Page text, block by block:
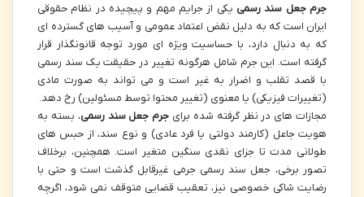
جرم جعل سند رسمی یکی از جرایم مهم و پیچیده در نظام حقوقی
ایران است که به دلیل نقض اعتماد عمومی و آسیب های گسترده ای
که به دنبال دارد، با حساسیت ویژه ای مورد توجه قانونگذار قرار
گرفته است. این جرم شامل هرگونه تغییر در حقیقت یک سند رسمی
با قصد تقلب و اضرار به غیر است و می تواند به صورت مادی
(تغییرات فیزیکی) یا معنوی (تغییر محتوا توسط مسئولین) رخ دهد.
مجازات های در نظر گرفته شده برای جرم جعل سند رسمی، بسته به
هویت جاعل (کارمند دولتی یا فرد عادی) و نوع سند، از حبس های
طولانی مدت تا جزای نقدی سنگین متغیر است. همچنین، برخلاف
تصور برخی، جعل سند رسمی جرمی غیرقابل گذشت است و حتی با
رضایت شاکی خصوصی نیز، تعقیب قضایی متوقف نمی شود، اگرچه